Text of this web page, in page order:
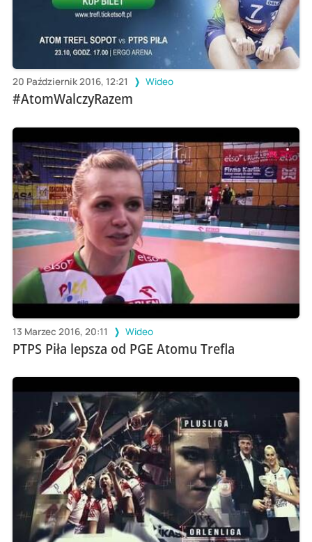
20 Październik 2016, 12:21 Wideo
#AtomWalczyRazem
13 Marzec 2016, 20:11 Wideo
PTPS Piła lepsza od PGE Atomu Trefla